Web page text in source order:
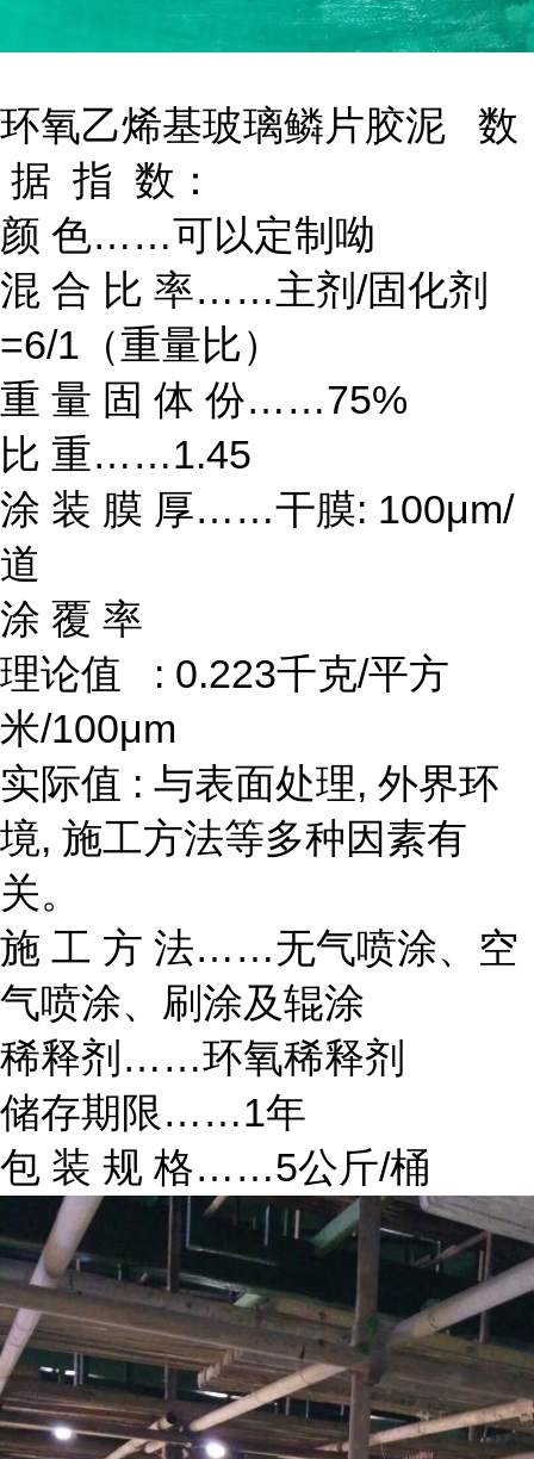
环氧乙烯基玻璃鳞片胶泥 数
据 指 数：
颜 色……可以定制呦
混 合 比 率……主剂/固化剂
=6/1（重量比）
重 量 固 体 份……75%
比 重……1.45
涂 装 膜 厚……干膜: 100μm/
道
涂 覆 率
理论值 : 0.223千克/平方
米/100μm
实际值 : 与表面处理, 外界环
境, 施工方法等多种因素有
关。
施 工 方 法……无气喷涂、空
气喷涂、刷涂及辊涂
稀释剂……环氧稀释剂
储存期限……1年
包 装 规 格……5公斤/桶